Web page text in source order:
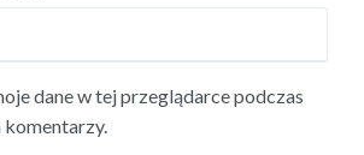
dane w tej przeglądarce podczas
komentarzy.